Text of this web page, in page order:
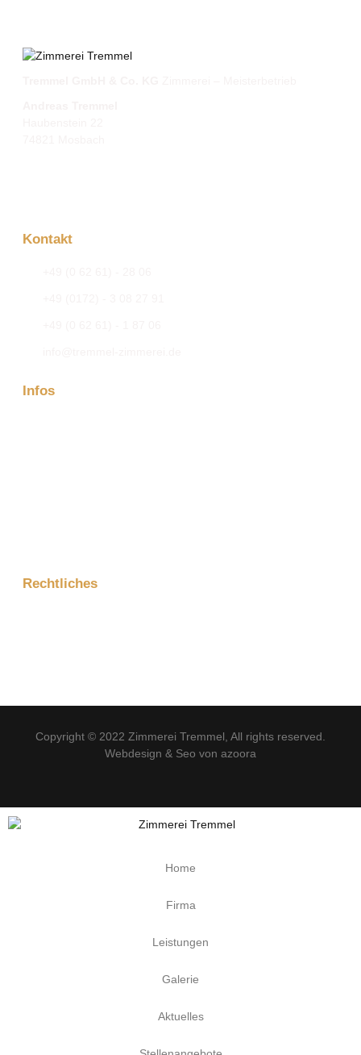
Kontakt
Infos
Rechtliches
Copyright © 2022 Zimmerei Tremmel , All rights reserved.
Webdesign & Seo von azoora
Home
Firma
Leistungen
Galerie
Aktuelles